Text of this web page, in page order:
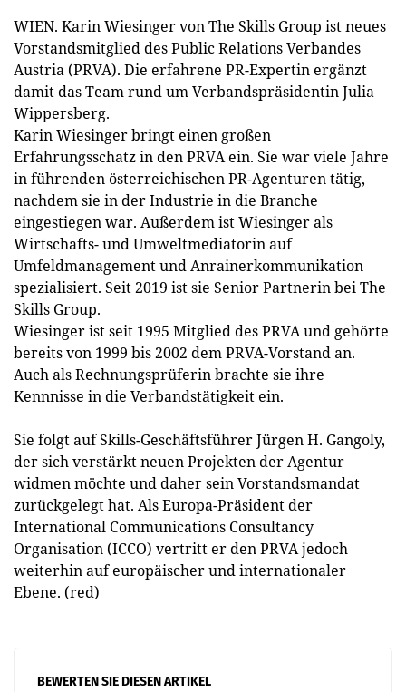
WIEN. Karin Wiesinger von The Skills Group ist neues
Vorstandsmitglied des Public Relations Verbandes
Austria (PRVA). Die erfahrene PR-Expertin ergänzt
damit das Team rund um Verbandspräsidentin Julia
Wippersberg.
Karin Wiesinger bringt einen großen
Erfahrungsschatz in den PRVA ein. Sie war viele Jahre
in führenden österreichischen PR-Agenturen tätig,
nachdem sie in der Industrie in die Branche
eingestiegen war. Außerdem ist Wiesinger als
Wirtschafts- und Umweltmediatorin auf
Umfeldmanagement und Anrainerkommunikation
spezialisiert. Seit 2019 ist sie Senior Partnerin bei The
Skills Group.
Wiesinger ist seit 1995 Mitglied des PRVA und gehörte
bereits von 1999 bis 2002 dem PRVA-Vorstand an.
Auch als Rechnungsprüferin brachte sie ihre
Kennnisse in die Verbandstätigkeit ein.
Sie folgt auf Skills-Geschäftsführer Jürgen H. Gangoly,
der sich verstärkt neuen Projekten der Agentur
widmen möchte und daher sein Vorstandsmandat
zurückgelegt hat. Als Europa-Präsident der
International Communications Consultancy
Organisation (ICCO) vertritt er den PRVA jedoch
weiterhin auf europäischer und internationaler
Ebene. (red)
BEWERTEN SIE DIESEN ARTIKEL